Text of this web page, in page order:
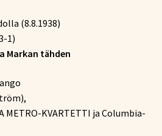
(8.8.1938)
1)
Markan tähden
METRO-KVARTETTI ja Columbia-